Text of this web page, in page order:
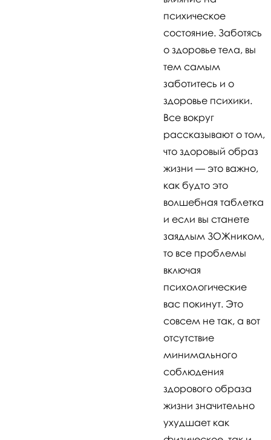
психическое
состояние. Заботясь
о здоровье тела, вы
тем самым
заботитесь и о
здоровье психики.
Все вокруг
рассказывают о том,
что здоровый образ
жизни — это важно,
как будто это
волшебная таблетка
и если вы станете
заядлым ЗОЖником,
то все проблемы
включая
психологические
вас покинут. Это
совсем не так, а вот
отсутствие
минимального
соблюдения
здорового образа
жизни значительно
ухудшает как